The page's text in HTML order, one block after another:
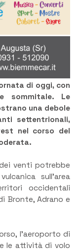
di oggi, con
sommitale. Le
una debole
settentrionali,
nel corso del
venti potrebbe
sull’area
occidentali
Bronte, Adrano e
l’aeroporto di
le attività di volo